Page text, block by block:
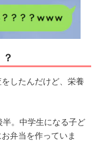
したんだけど、栄養
。中学生になる子ど
弁当を作っていま